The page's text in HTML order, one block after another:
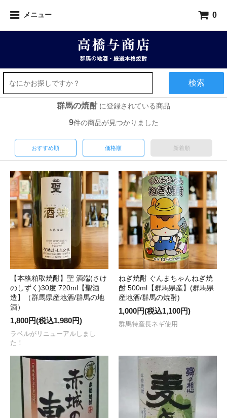
メニュー 0
検索
群馬の焼酎に登録されている商品
9件の商品が見つかりました
おすすめ順 価格順 新着順
【本格粕取焼酎】聖 酒端(さけ
のしずく)30度 720ml【聖酒
造】（群馬県産地酒/群馬の地
酒）
1,800円(税込1,980円)
ラベルがリニューアルしまし
た！
ねぎ焼酎 ぐんまちゃんねぎ焼
酎 500ml【群馬県産】(群馬県
産地酒/群馬の焼酎)
1,000円(税込1,100円)
群馬特産長ネギ使用